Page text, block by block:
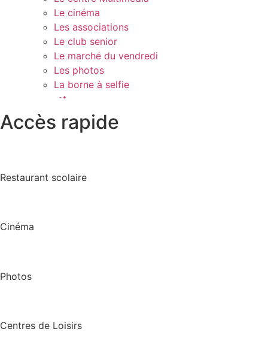
Le cinéma
Les associations
Le club senior
Le marché du vendredi
Les photos
La borne à selfie
Contact
Accès rapide
Restaurant scolaire
Cinéma
Photos
Centres de Loisirs